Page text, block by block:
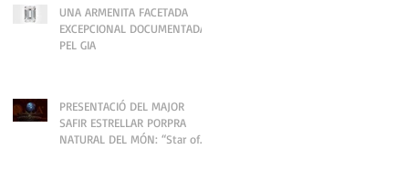
UNA ARMENITA FACETADA
EXCEPCIONAL DOCUMENTADA
PEL GIA
PRESENTACIÓ DEL MAJOR
SAFIR ESTRELLAR PORPRA
NATURAL DEL MÓN: “Star of